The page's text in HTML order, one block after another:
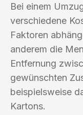
Bei einem
verschiedene
Faktoren
anderem die
Entfernung
gewünschten
beispielsweise
Kartons.